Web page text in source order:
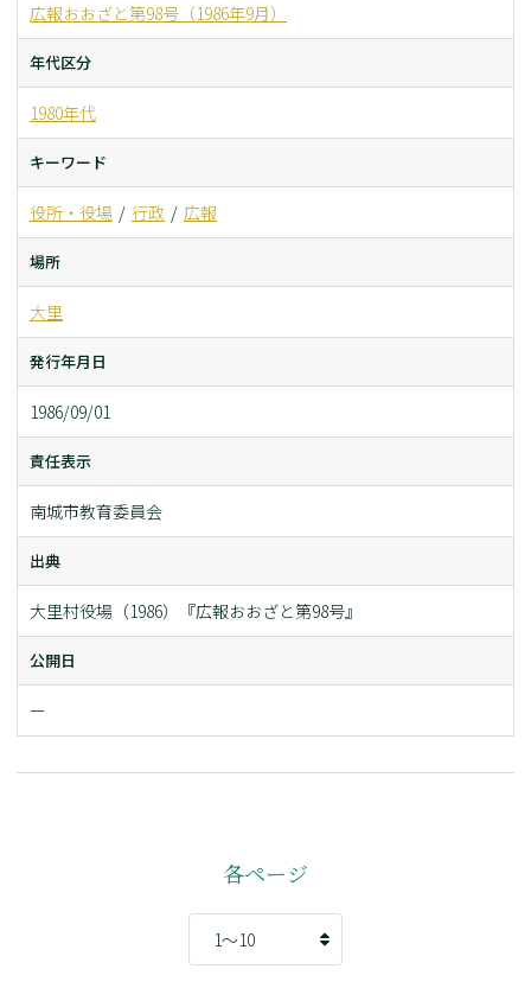
広報おおざと第98号（1986年9月）
年代区分
1980年代
キーワード
役所・役場 行政 広報
場所
大里
発行年月日
1986/09/01
責任表示
南城市教育委員会
出典
大里村役場（1986）『広報おおざと第98号』
公開日
ー
各ページ